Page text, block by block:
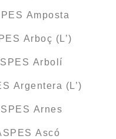
Amposta
Arboç (L’)
Arbolí
Argentera (L’)
Arnes
Ascó